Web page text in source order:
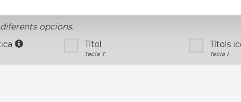
opcions.
Títol
Tecla T
Títols
Tecla I